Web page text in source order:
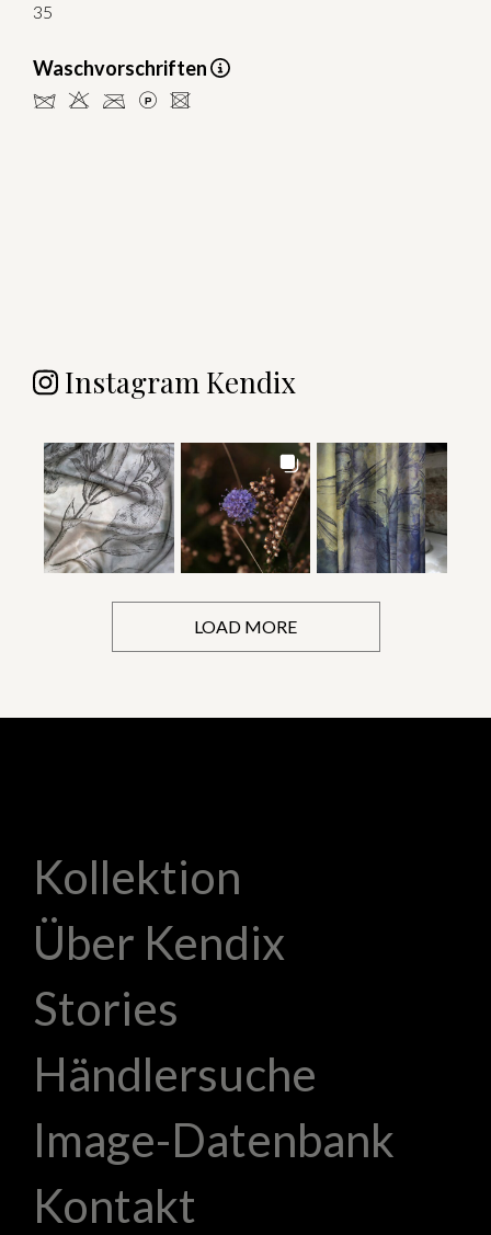
35
Waschvorschriften
dHCLU
Instagram Kendix
LOAD MORE
Kollektion
Über Kendix
Stories
Händlersuche
Image-Datenbank
Kontakt